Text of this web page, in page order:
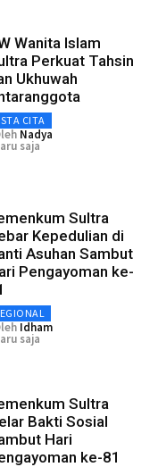
Wanita Islam
Perkuat Tahsin
Ukhuwah
CITA
Nadya
saja
Sultra
Kepedulian di
Asuhan Sambut
Pengayoman ke-
Idham
saja
Sultra
Bakti Sosial
Hari
ke-81